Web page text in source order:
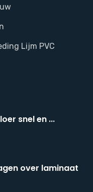
Lijm PVC
snel en ...
over laminaat